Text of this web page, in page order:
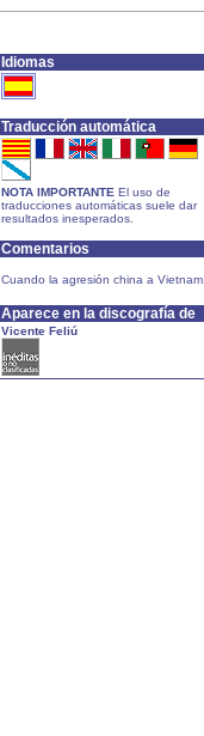
Idiomas
Traducción automática
NOTA IMPORTANTE El uso de
traducciones automáticas suele dar
resultados inesperados.
Comentarios
Cuando la agresión china a Vietnam.
Aparece en la discografía de
Vicente Feliú